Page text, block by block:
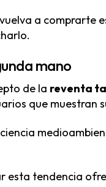
a comprarte
mano
de la reventa
que muestran
esta tendencia